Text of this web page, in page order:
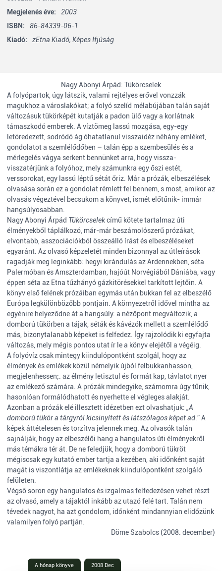
Megjelenés éve:
2003
ISBN:
86-84339-06-1
Kiadó:
zEtna Kiadó, Képes Ifjúság
Nagy Abonyi Árpád: Tükörcselek
A folyópartok, úgy látszik, valami rejtélyes erővel vonzzák
magukhoz a városlakókat; a folyó szelíd mélabújában talán saját
változásuk tükörképét kutatják a padon ülő vagy a korlátnak
támaszkodó emberek. A víztömeg lassú mozgása, egy-egy
letöredezett, sodródó ág óhatatlanul visszaidéz néhány emléket,
gondolatot a szemlélődőben – talán épp a szembesülés és a
mérlegelés vágya serkent bennünket arra, hogy vissza-
visszatérjünk a folyóhoz, mely számunkra egy őszi estét,
verssorokat, egy lassú léptű sétát őriz. Már a prózák, elbeszélések
olvasása során ez a gondolat rémlett fel bennem, s most, amikor az
olvasás végeztével becsukom a könyvet, ismét előtűnik- immár
hangsúlyosabban.
Nagy Abonyi Árpád Tükörcselekcímű kötete tartalmaz úti
élményekből táplálkozó, már-már beszámolószerű prózákat,
elvontabb, asszociációkból összeálló írást és elbeszéléseket
egyaránt. Az olvasó képzeletét minden bizonnyal az útleírások
ragadják meg leginkább: hegyi kirándulás az Ardennekben, séta
Palermóban és Amszterdamban, hajóút Norvégiából Dániába, vagy
éppen séta az Etna tűzhányó gázkitörésekkel tarkított lejtőin. A
könyv első felének prózáiban egymás után bukkan fel az elbeszélő
Európa legkülönbözőbb pontjain. A környezetről idővel mintha az
egyénire helyeződne át a hangsúly: a nézőpont megváltozik, a
domború tükörben a tájak, séták és kávézók mellett a szemlélődő
más, bizonytalanabb képeket is felfedez. Így rajzolódik ki egyfajta
változás, mely mégis pontos utat ír le a könyv elejétől a végéig.
A folyóvíz csak mintegy kiindulópontként szolgál, hogy az
élmények és emlékek közül némelyik újból felbukkanhasson,
megjelenhessen;. az élmény letisztul és formát kap, távlatot nyer
az emlékező számára. A prózák mindegyike, számomra úgy tűnik,
hasonlóan formálódhatott és nyerhette el végleges alakját.
Azonban a prózák elé illesztett idézetben ezt olvashatjuk: „A
domború tükör a tárgyról kicsinyített és látszólagos képet ad .” A
képek áttételesen és torzítva jelennek meg. Az olvasók talán
sajnálják, hogy az elbeszélői hang a hangulatos úti élményekről
más témákra tér át. De ne feledjük, hogy a domború tükröt
mégiscsak egy kutató ember tartja a kezében, aki időnként saját
magát is viszontlátja az emlékeknek kiindulópontként szolgáló
felületen.
Végső soron egy hangulatos és izgalmas felfedezésen vehet részt
az olvasó, amely a tájaktól inkább az utazó felé tart. Talán nem
tévedek nagyot, ha azt gondolom, időnként mindannyian elidőzünk
valamilyen folyó partján.
Döme Szabolcs (2008. december)
A hónap könyve 2008 Dec